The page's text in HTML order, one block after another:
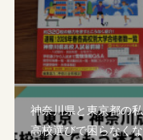
神奈川県と東京都の
高校選びで困らなく